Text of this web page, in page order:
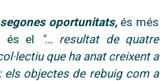
oportunitats, és més
és el
"... resultat de quatre
que ha anat creixent a
els objectes de rebuig com a